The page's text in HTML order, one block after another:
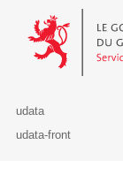
Le
udata
udata-front